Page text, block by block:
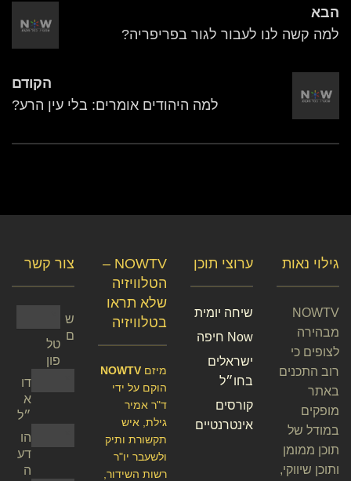
הבא
למה קשה לנו לעבור לגור בפריפריה?
הקודם
למה היהודים אומרים: בלי עין הרע?
צור קשר
ש
ם
טל
פון
דו
א
״ל
הו
דע
ה
NOWTV –
הטלוויזיה
שלא תראו
בטלוויזיה
מיזם NOWTV
הוקם על ידי
ד"ר אמיר
גילת, איש
תקשורת ותיק
ולשעבר יו"ר
רשות השידור,
ערוצי תוכן
שיחה יומית
Now חיפה
ישראלים
בחו״ל
קורסים
אינטרנטיים
גילוי נאות
NOWTV
מבהירה
לצופים כי
רוב התכנים
באתר
מופקים
במודל של
תוכן ממומן
ותוכן שיווקי,